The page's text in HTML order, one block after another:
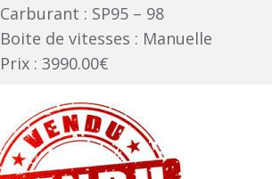
Carburant : SP95 – 98
Boite de vitesses : Manuelle
Prix : 3990.00€